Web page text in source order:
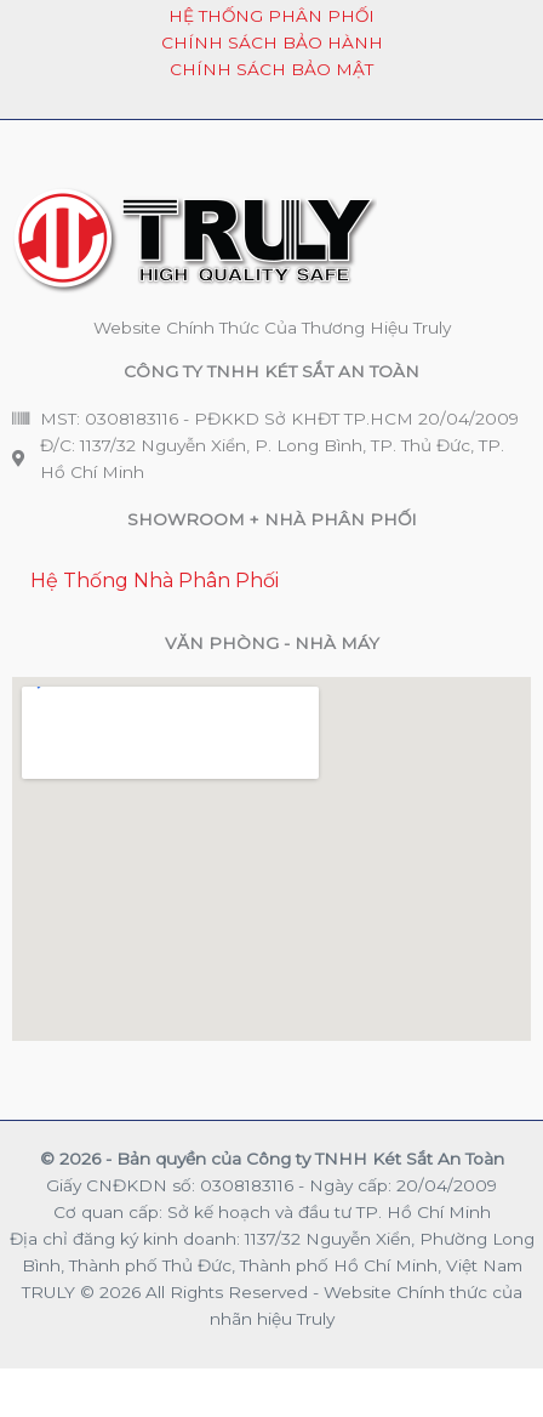
HỆ THỐNG PHÂN PHỐI
CHÍNH SÁCH BẢO HÀNH
CHÍNH SÁCH BẢO MẬT
Website Chính Thức Của Thương Hiệu Truly
CÔNG TY TNHH KÉT SẮT AN TOÀN
MST: 0308183116 - PĐKKD Sở KHĐT TP.HCM 20/04/2009
Đ/C: 1137/32 Nguyễn Xiển, P. Long Bình, TP. Thủ Đức, TP.
Hồ Chí Minh
SHOWROOM + NHÀ PHÂN PHỐI
Hệ Thống Nhà Phân Phối
VĂN PHÒNG - NHÀ MÁY
© 2026 - Bản quyền của Công ty TNHH Két Sắt An Toàn
Giấy CNĐKDN số: 0308183116 - Ngày cấp: 20/04/2009
Cơ quan cấp: Sở kế hoạch và đầu tư TP. Hồ Chí Minh
Địa chỉ đăng ký kinh doanh: 1137/32 Nguyễn Xiển, Phường Long
Bình, Thành phố Thủ Đức, Thành phố Hồ Chí Minh, Việt Nam
TRULY © 2026 All Rights Reserved - Website Chính thức của
nhãn hiệu Truly